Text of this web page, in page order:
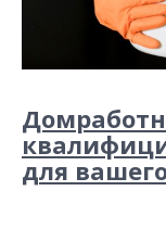
для